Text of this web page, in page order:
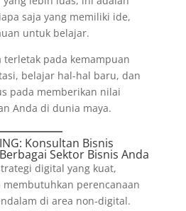
saja yang memiliki ide,
untuk belajar.
terletak pada kemampuan
belajar hal-hal baru, dan
pada memberikan nilai
Anda di dunia maya.
: Konsultan Bisnis
Sektor Bisnis Anda
digital yang kuat,
perencanaan
di area non-digital.